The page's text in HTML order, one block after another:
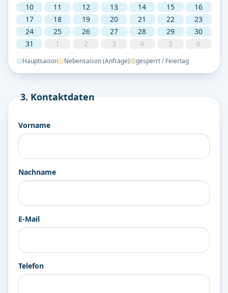
10
11 12 13 14 15
16
17
18 19 20 21 22
23
24
25 26 27 28 29
30
31
1 2 3 4 5 6
Hauptsaison Nebensaison (Anfrage) gesperrt / Feiertag
3. Kontaktdaten
Vorname
Nachname
E-Mail
Telefon